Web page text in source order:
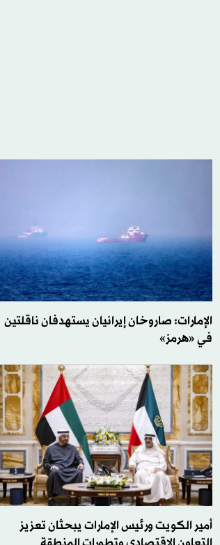
الإمارات: صاروخان إيرانيان يستهدفان ناقلتين
في «هرمز»
أمير الكويت ورئيس الإمارات يبحثان تعزيز